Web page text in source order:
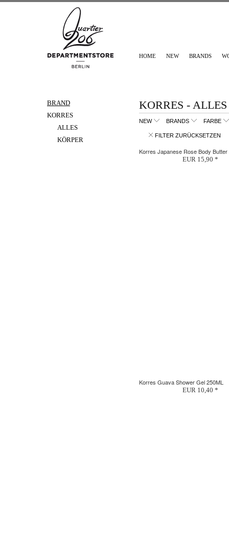
HOME NEW BRANDS
BRAND
KORRES
ALLES
KÖRPER
KORRES - ALLES
NEW BRANDS FARBE
FILTER ZURÜCKSETZEN
Korres Japanese Rose Body Butter
EUR 15,90 *
Korres Guava Shower Gel 250ML
EUR 10,40 *